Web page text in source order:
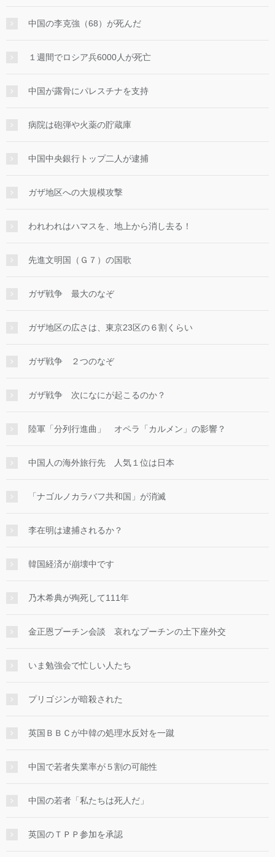
中国の李克強（68）が死んだ
１週間でロシア兵6000人が死亡
中国が露骨にパレスチナを支持
病院は砲弾や火薬の貯蔵庫
中国中央銀行トップ二人が逮捕
ガザ地区への大規模攻撃
われわれはハマスを、地上から消し去る！
先進文明国（Ｇ７）の国歌
ガザ戦争 最大のなぞ
ガザ地区の広さは、東京23区の６割くらい
ガザ戦争 ２つのなぞ
ガザ戦争 次になにが起こるのか？
陸軍「分列行進曲」 オペラ「カルメン」の影響？
中国人の海外旅行先 人気１位は日本
「ナゴルノカラバフ共和国」が消滅
李在明は逮捕されるか？
韓国経済が崩壊中です
乃木希典が殉死して111年
金正恩プーチン会談 哀れなプーチンの土下座外交
いま勉強会で忙しい人たち
プリゴジンが暗殺された
英国ＢＢＣが中韓の処理水反対を一蹴
中国で若者失業率が５割の可能性
中国の若者「私たちは死人だ」
英国のＴＰＰ参加を承認